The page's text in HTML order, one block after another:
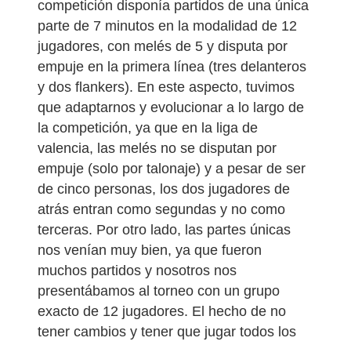
competición disponía partidos de una única
parte de 7 minutos en la modalidad de 12
jugadores, con melés de 5 y disputa por
empuje en la primera línea (tres delanteros
y dos flankers). En este aspecto, tuvimos
que adaptarnos y evolucionar a lo largo de
la competición, ya que en la liga de
valencia, las melés no se disputan por
empuje (solo por talonaje) y a pesar de ser
de cinco personas, los dos jugadores de
atrás entran como segundas y no como
terceras. Por otro lado, las partes únicas
nos venían muy bien, ya que fueron
muchos partidos y nosotros nos
presentábamos al torneo con un grupo
exacto de 12 jugadores. El hecho de no
tener cambios y tener que jugar todos los